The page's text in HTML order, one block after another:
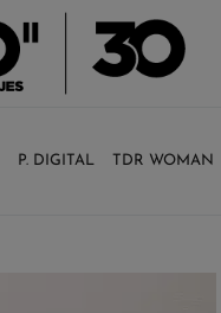
P. DIGITAL TDR WOMAN